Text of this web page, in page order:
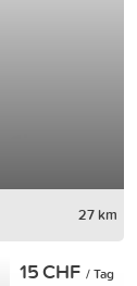
27 km
15 CHF / Tag